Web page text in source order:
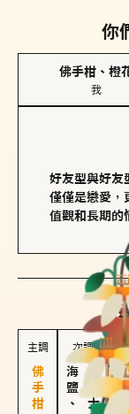
你
佛手柑、橙
我
好友型與好友
僅僅是戀愛，
值觀和長期的
主調 次調